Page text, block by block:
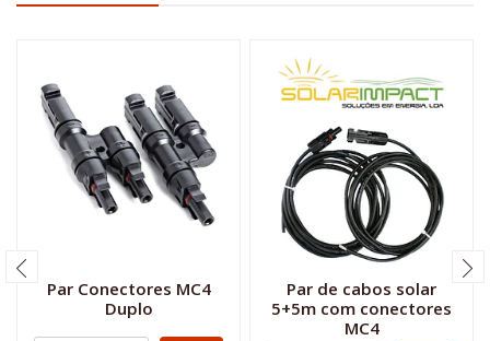
Par Conectores MC4
Duplo
Par de cabos solar
5+5m com conectores
MC4